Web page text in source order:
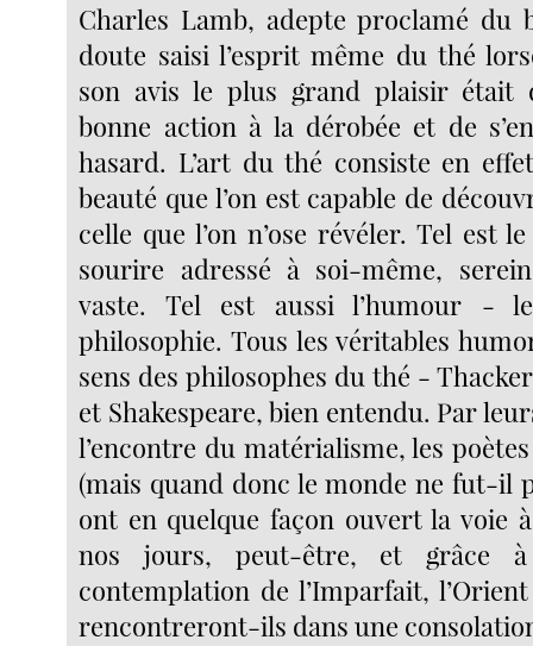
Charles Lamb, adepte proclamé du
doute saisi l’esprit même du thé
son avis le plus grand plaisir était
bonne action à la dérobée et de
hasard. L’art du thé consiste en
beauté que l’on est capable de
celle que l’on n’ose révéler. Tel est
sourire adressé à soi-même,
vaste. Tel est aussi l’humour -
philosophie. Tous les véritables
sens des philosophes du thé -
et Shakespeare, bien entendu. Par
l’encontre du matérialisme, les
(mais quand donc le monde ne fut-il
ont en quelque façon ouvert la voie
nos jours, peut-être, et grâce
contemplation de l’Imparfait,
rencontreront-ils dans une